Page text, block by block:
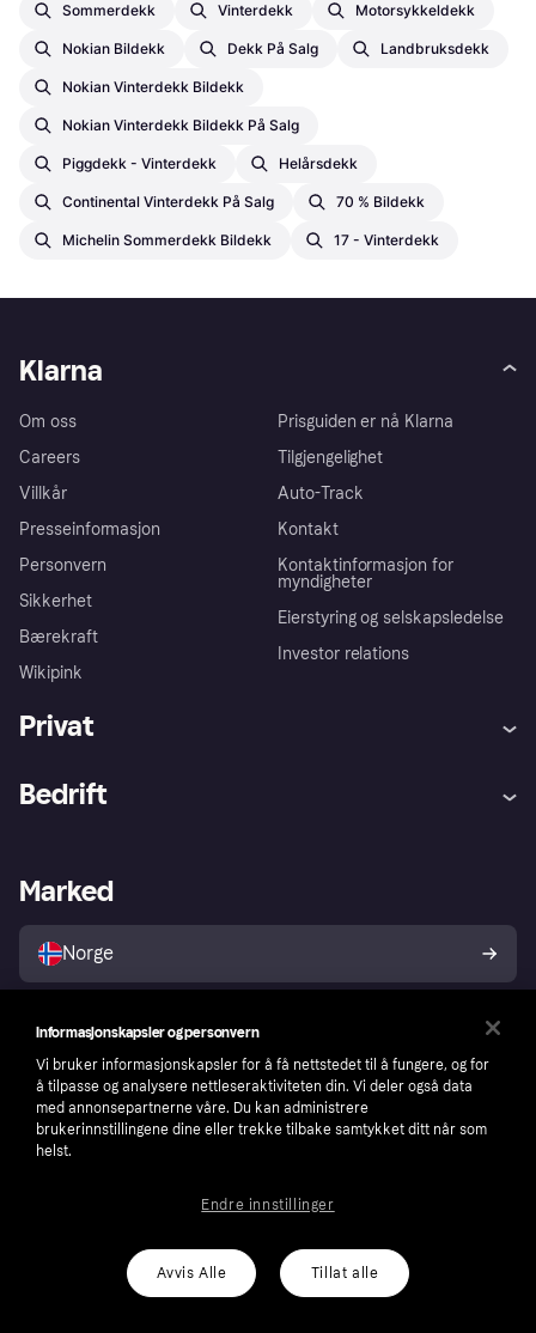
Sommerdekk Vinterdekk Motorsykkeldekk
Nokian Bildekk Dekk På Salg Landbruksdekk
Nokian Vinterdekk Bildekk
Nokian Vinterdekk Bildekk På Salg
Piggdekk - Vinterdekk Helårsdekk
Continental Vinterdekk På Salg 70 % Bildekk
Michelin Sommerdekk Bildekk 17 - Vinterdekk
Klarna
Om oss
Careers
Villkår
Presseinformasjon
Personvern
Sikkerhet
Bærekraft
Wikipink
Prisguiden er nå Klarna
Tilgjengelighet
Auto-Track
Kontakt
Kontaktinformasjon for
myndigheter
Eierstyring og selskapsledelse
Investor relations
Privat
Utforsk butikker
Bedrift
Merchant portal
Marked
Norge
Følg
Informasjonskapsler og personvern
Vi bruker informasjonskapsler for å få nettstedet til å fungere, og for
å tilpasse og analysere nettleseraktiviteten din. Vi deler også data
med annonsepartnerne våre. Du kan administrere
brukerinnstillingene dine eller trekke tilbake samtykket ditt når som
helst.
Avvis Alle Tillat alle
Endre innstillinger